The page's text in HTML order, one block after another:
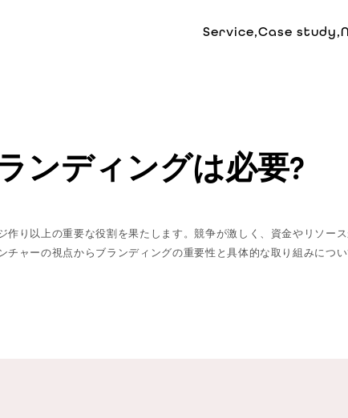
Service,Case study,
ンディングは必要?
り以上の重要な役割を果たします。競争が激しく、資金やリソー
ャーの視点からブランディングの重要性と具体的な取り組みについ